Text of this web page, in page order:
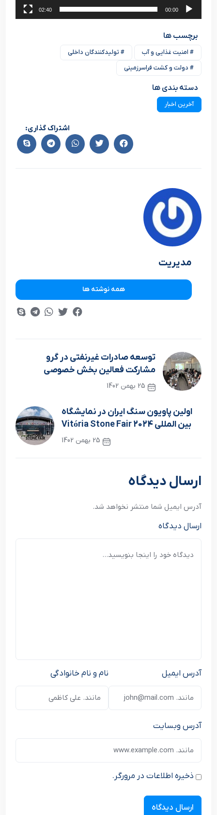
00:00
02:40
برچسب ها
# امنیت غذایی و آب
# تولیدکنندگان داخلی
# دولت و کشت فراسرزمینی
دسته بندی ها
آخرین اخبار
اشتراک گذاری:
مدیریت
همه نوشته ها
توسعه صادرات غیرنفتی در گرو
مشارکت فعالین بخش خصوصی
25 بهمن 1402
اولین پاویون سنگ ایران در نمایشگاه
بین المللی Vitória Stone Fair 2024
25 بهمن 1402
نوشته بعدی
ارسال دیدگاه
آدرس ایمیل شما منتشر نخواهد شد.
ارسال دیدگاه
نام و نام خانوادگی آدرس ایمیل
آدرس وبسایت
ذخیره اطلاعات در مرورگر.